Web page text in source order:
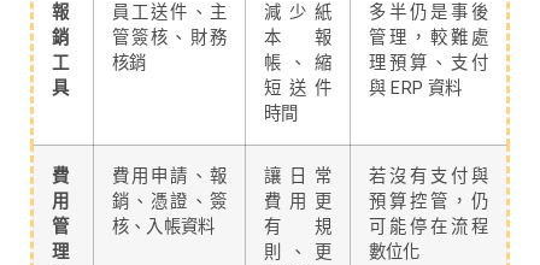
報
銷
工
具
員工送件、主
管簽核、財務
核銷
減少紙
本報
帳、縮
短送件
時間
多半仍是事後
管理，較難處
理預算、支付
與 ERP 資料
費
用
管
理
費用申請、報
銷、憑證、簽
核、入帳資料
讓日常
費用更
有規
則、更
若沒有支付與
預算控管，仍
可能停在流程
數位化